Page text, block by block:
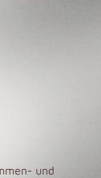
und